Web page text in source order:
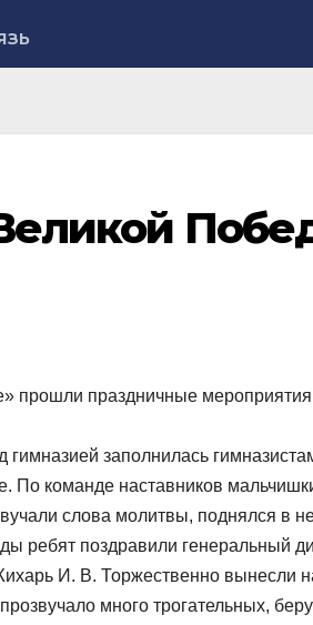
прошли праздничные
заполнилась
По команде наставников
слова молитвы, поднялся в
ребят поздравили генеральный
И. В. Торжественно вынесли
много трогательных,